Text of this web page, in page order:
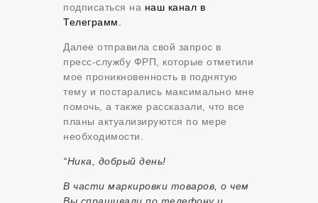
подписаться на наш канал в
Телеграмм.
Далее отправила свой запрос в
пресс-службу ФРП, которые отметили
мое проникновенность в поднятую
тему и постарались максимально мне
помочь, а также рассказали, что все
планы актуализируются по мере
необходимости.
“Ника, добрый день!
В части маркировки товаров, о чем